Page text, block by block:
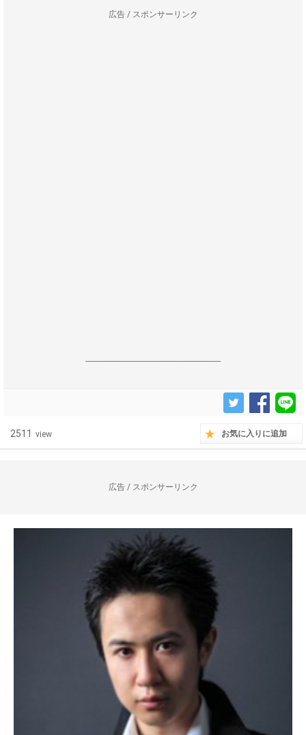
広告 / スポンサーリンク
------------------------------------------------------------------
2511 view お気に入りに追加
広告 / スポンサーリンク